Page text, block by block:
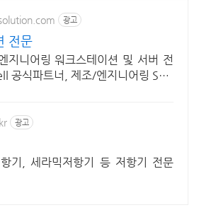
광고
전문
니어링 워크스테이션 및 서버 전
공식파트너, 제조/엔지니어링 SW,
광고
기, 세라믹저항기 등 저항기 전문